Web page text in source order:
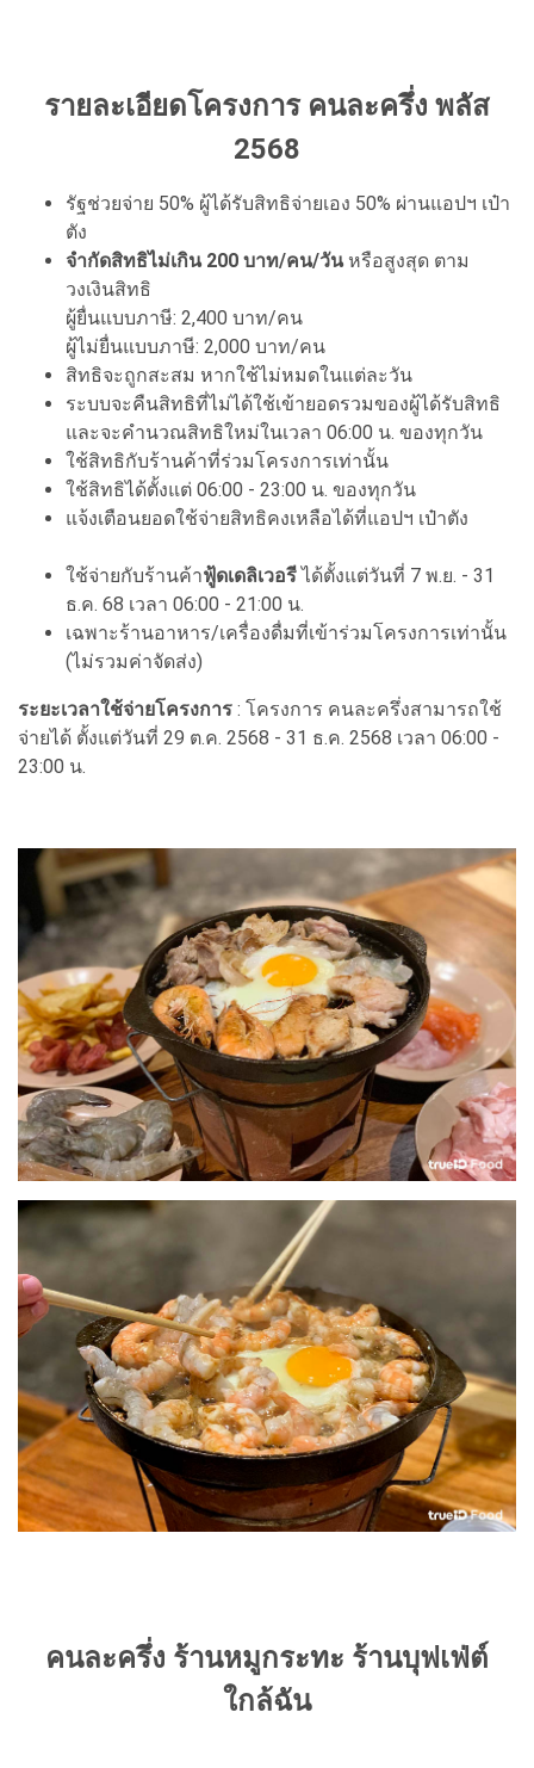
รายละเอียดโครงการ คนละครึ่ง พลัส
2568
รัฐช่วยจ่าย 50% ผู้ได้รับสิทธิจ่ายเอง 50% ผ่านแอปฯ เป๋า
ตัง
จำกัดสิทธิไม่เกิน 200 บาท/คน/วันหรือสูงสุด ตาม
วงเงินสิทธิ
ผู้ยื่นแบบภาษี: 2,400 บาท/คน
ผู้ไม่ยื่นแบบภาษี: 2,000 บาท/คน
สิทธิจะถูกสะสม หากใช้ไม่หมดในแต่ละวัน
ระบบจะคืนสิทธิที่ไม่ได้ใช้เข้ายอดรวมของผู้ได้รับสิทธิ
และจะคำนวณสิทธิใหม่ในเวลา 06:00 น. ของทุกวัน
ใช้สิทธิกับร้านค้าที่ร่วมโครงการเท่านั้น
ใช้สิทธิได้ตั้งแต่ 06:00 - 23:00 น. ของทุกวัน
แจ้งเตือนยอดใช้จ่ายสิทธิคงเหลือได้ที่แอปฯ เป๋าตัง
ใช้จ่ายกับร้านค้าฟู้ดเดลิเวอรีได้ตั้งแต่วันที่ 7 พ.ย. - 31
ธ.ค. 68 เวลา 06:00 - 21:00 น.
เฉพาะร้านอาหาร/เครื่องดื่มที่เข้าร่วมโครงการเท่านั้น
(ไม่รวมค่าจัดส่ง)
ระยะเวลาใช้จ่ายโครงการ : โครงการ คนละครึ่งสามารถใช้
จ่ายได้ ตั้งแต่วันที่ 29 ต.ค. 2568 - 31 ธ.ค. 2568 เวลา 06:00 -
23:00 น.
คนละครึ่ง ร้านหมูกระทะ ร้านบุฟเฟ่ต์
ใกล้ฉัน